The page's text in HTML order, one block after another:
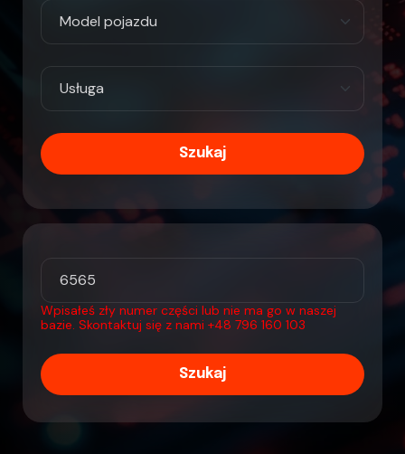
Szukaj
Wpisałeś zły numer części lub nie ma go w naszej
bazie. Skontaktuj się z nami +48 796 160 103
Szukaj